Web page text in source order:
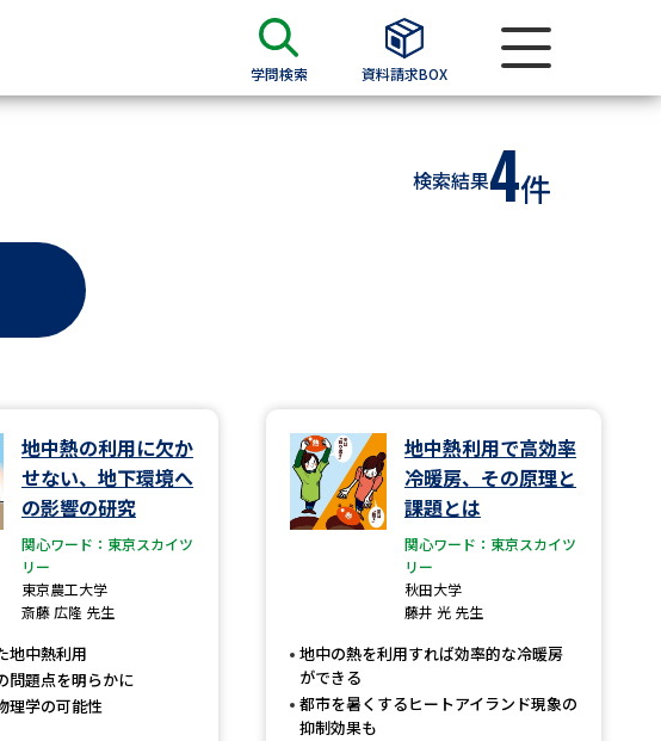
学問検索 資料請求BOX
から請求
ンフ
募集要項＆願書
料から請求
院の資料請求
留学・進学関連、塾・予備校
案内」の請求
上の配慮案内」の請求
高等学校卒業程度認定試験
小学校教員資格認定試験
認定試験
検索結果4件
地中熱の利用に欠か
せない、地下環境へ
の影響の研究
関心ワード：東京スカイツ
リー
東京農工大学
斎藤 広隆 先生
地中熱利用
問題点を明らかに
理学の可能性
地中熱利用で高効率
冷暖房、その原理と
課題とは
関心ワード：東京スカイツ
リー
秋田大学
藤井 光 先生
地中の熱を利用すれば効率的な冷暖房
ができる
都市を暑くするヒートアイランド現象の
抑制効果も